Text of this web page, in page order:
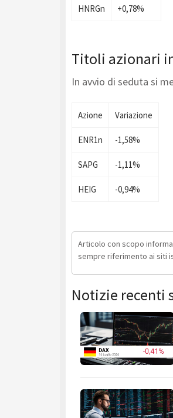
HNRGn +0,78%
Titoli azionari
In avvio di seduta si
Azione Variazione
ENR1n -1,58%
SAPG -1,11%
HEIG -0,94%
Articolo con scopo
sempre riferimento ai siti
Notizie recenti